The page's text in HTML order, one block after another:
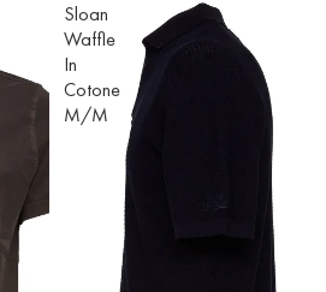
Sloan
Waffle
In
Cotone
M/M